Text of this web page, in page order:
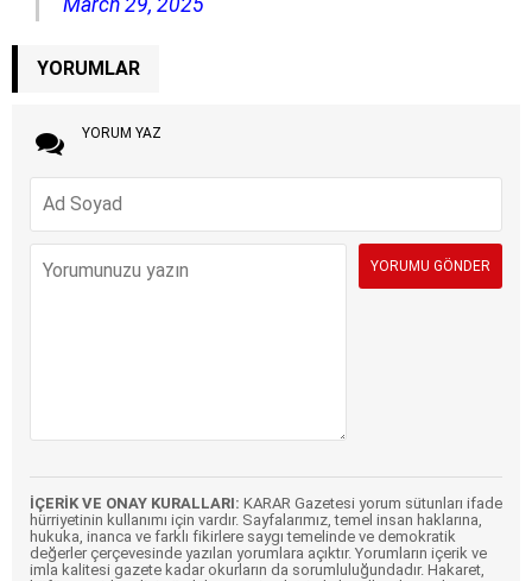
YORUMLAR
YORUM YAZ
İÇERİK VE ONAY KURALLARI: KARAR Gazetesi yorum sütunları ifade
hürriyetinin kullanımı için vardır. Sayfalarımız, temel insan haklarına,
hukuka, inanca ve farklı fikirlere saygı temelinde ve demokratik
değerler çerçevesinde yazılan yorumlara açıktır. Yorumların içerik ve
imla kalitesi gazete kadar okurların da sorumluluğundadır. Hakaret,